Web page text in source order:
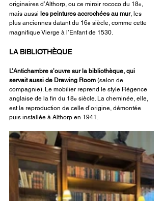
originaires d’Althorp, ou ce miroir rococo du 18e,
mais aussi les peintures accrochées au mur, les
plus anciennes datant du 16e siècle, comme cette
magnifique Vierge à l’Enfant de 1530.
LA BIBLIOTHÈQUE
L’Antichambre s’ouvre sur la bibliothèque, qui
servait aussi de Drawing Room (salon de
compagnie). Le mobilier reprend le style Régence
anglaise de la fin du 18e siècle. La cheminée, elle,
est la reproduction de celle d’origine, démontée
puis installée à Althorp en 1941.